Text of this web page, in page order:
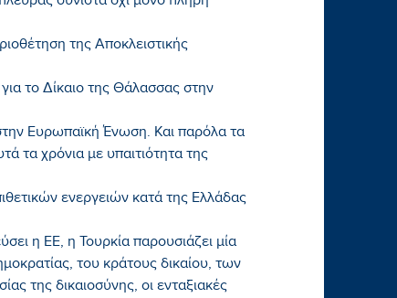
της Αποκλειστικής
το Δίκαιο της Θάλασσας στην
Ευρωπαϊκή Ένωση. Και παρόλα τα
τα χρόνια με υπαιτιότητα της
ενεργειών κατά της Ελλάδας
η ΕΕ, η Τουρκία παρουσιάζει μία
του κράτους δικαίου, των
της δικαιοσύνης, οι ενταξιακές